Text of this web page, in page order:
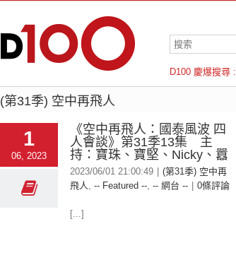
D100 慶爆搜尋 :
羅倫斯
(第31季) 空中再飛人
1
06, 2023
《空中再飛人：國泰風波 四
人會談》第31季13集 主
持：寶珠、寶堅、Nicky、囂
2023/06/01 21:00:49
(第31季) 空中再
飛人, -- Featured --, -- 網台 -- 0條評論
[...]